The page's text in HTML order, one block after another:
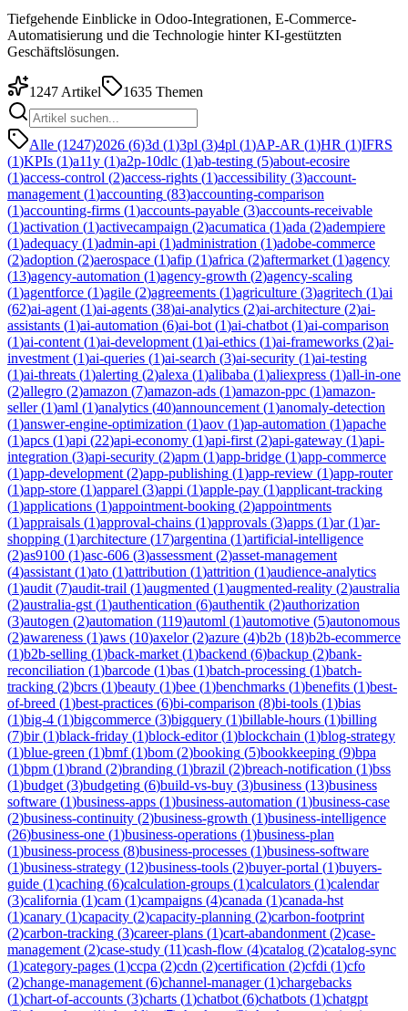
Tiefgehende Einblicke in Odoo-Integrationen, E-Commerce-
Automatisierung und die Technologie hinter KI-gestützten
Geschäftslösungen.
1247 Artikel 1635 Themen
Alle (1247)2026 (6)3d (1)3pl (3)4pl (1)AP-AR (1)HR (1)IFRS
(1)KPIs (1)a11y (1)a2p-10dlc (1)ab-testing (5)about-ecosire
(1)access-control (2)access-rights (1)accessibility (3)account-
management (1)accounting (83)accounting-comparison
(1)accounting-firms (1)accounts-payable (3)accounts-receivable
(1)activation (1)activecampaign (2)acumatica (1)ada (2)adempiere
(1)adequacy (1)admin-api (1)administration (1)adobe-commerce
(2)adoption (2)aerospace (1)afip (1)africa (2)aftermarket (1)agency
(13)agency-automation (1)agency-growth (2)agency-scaling
(1)agentforce (1)agile (2)agreements (1)agriculture (3)agritech (1)ai
(62)ai-agent (1)ai-agents (38)ai-analytics (2)ai-architecture (2)ai-
assistants (1)ai-automation (6)ai-bot (1)ai-chatbot (1)ai-comparison
(1)ai-content (1)ai-development (1)ai-ethics (1)ai-frameworks (2)ai-
investment (1)ai-queries (1)ai-search (3)ai-security (1)ai-testing
(1)ai-threats (1)alerting (2)alexa (1)alibaba (1)aliexpress (1)all-in-one
(2)allegro (2)amazon (7)amazon-ads (1)amazon-ppc (1)amazon-
seller(1)aml (1)analytics (40)announcement (1)anomaly-detection
(1)answer-engine-optimization (1)aov (1)ap-automation (1)apache
(1)apcs (1)api (22)api-economy (1)api-first (2)api-gateway (1)api-
integration (3)api-security (2)apm (1)app-bridge (1)app-commerce
(1)app-development (2)app-publishing (1)app-review (1)app-router
(1)app-store (1)apparel (3)appi (1)apple-pay (1)applicant-tracking
(1)applications (1)appointment-booking (2)appointments
(1)appraisals (1)approval-chains (1)approvals (3)apps (1)ar(1)ar-
shopping (1)architecture (17)argentina (1)artificial-intelligence
(2)as9100 (1)asc-606 (3)assessment (2)asset-management
(4)assistant (1)ato (1)attribution (1)attrition (1)audience-analytics
(1)audit (7)audit-trail (1)augmented (1)augmented-reality (2)australia
(2)australia-gst (1)authentication (6)authentik (2)authorization
(3)autogen (2)automation (119)automl (1)automotive (5)autonomous
(2)awareness (1)aws (10)axelor(2)azure (4)b2b (18)b2b-ecommerce
(1)b2b-selling (1)back-market (1)backend (6)backup (2)bank-
reconciliation (1)barcode (1)bas (1)batch-processing (1)batch-
tracking (2)bcrs (1)beauty (1)bee (1)benchmarks (1)benefits (1)best-
of-breed (1)best-practices (6)bi-comparison (8)bi-tools (1)bias
(1)big-4 (1)bigcommerce (3)bigquery (1)billable-hours (1)billing
(7)bir(1)black-friday (1)block-editor(1)blockchain (1)blog-strategy
(1)blue-green (1)bmf(1)bom (2)booking (5)bookkeeping (9)bpa
(1)bpm (1)brand (2)branding (1)brazil (2)breach-notification (1)bss
(1)budget (3)budgeting (6)build-vs-buy (3)business (13)business
software (1)business-apps (1)business-automation (1)business-case
(2)business-continuity (2)business-growth (1)business-intelligence
(26)business-one (1)business-operations (1)business-plan
(1)business-process (8)business-processes (1)business-software
(1)business-strategy (12)business-tools (2)buyer-portal (1)buyers-
guide (1)caching (6)calculation-groups (1)calculators (1)calendar
(3)california (1)cam (1)campaigns (4)canada (1)canada-hst
(1)canary (1)capacity (2)capacity-planning (2)carbon-footprint
(2)carbon-tracking (3)career-plans (1)cart-abandonment (2)case-
management (2)case-study (11)cash-flow (4)catalog (2)catalog-sync
(1)category-pages (1)ccpa (2)cdn (2)certification (2)cfdi (1)cfo
(2)change-management (6)channel-manager(1)chargebacks
(1)chart-of-accounts (3)charts (1)chatbot (6)chatbots (1)chatgpt